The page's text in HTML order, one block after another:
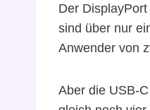
Der
sind über nur
Anwender von
Aber die USB-